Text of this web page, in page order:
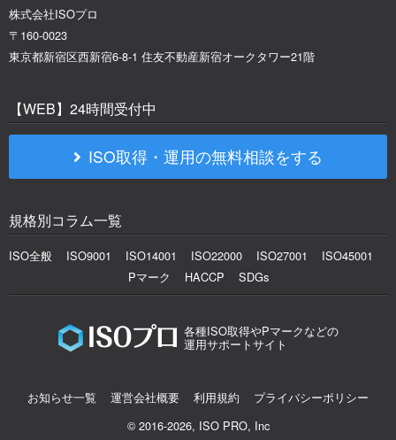
株式会社ISOプロ
〒160-0023
東京都新宿区西新宿6-8-1 住友不動産新宿オークタワー21階
【WEB】24時間受付中
ISO取得・運用の無料相談をする
規格別コラム一覧
ISO全般 ISO9001 ISO14001 ISO22000 ISO27001
ISO45001
Pマーク
HACCP SDGs
各種ISO取得やPマークなどの
運用サポートサイト
お知らせ一覧 運営会社概要 利用規約
プライバシーポリシー
© 2016-2026, ISO PRO, Inc